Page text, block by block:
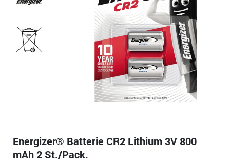
Energizer® Batterie CR2 Lithium 3V 800
mAh 2 St./Pack.